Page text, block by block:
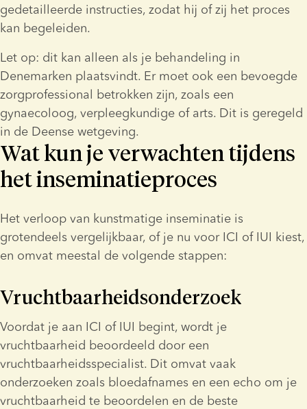
gedetailleerde instructies, zodat hij of zij het proces
kan begeleiden.
Let op: dit kan alleen als je behandeling in
Denemarken plaatsvindt. Er moet ook een bevoegde
zorgprofessional betrokken zijn, zoals een
gynaecoloog, verpleegkundige of arts. Dit is geregeld
in de Deense wetgeving.
Wat kun je verwachten tijdens
het inseminatieproces
Het verloop van kunstmatige inseminatie is
grotendeels vergelijkbaar, of je nu voor ICI of IUI kiest,
en omvat meestal de volgende stappen:
Vruchtbaarheidsonderzoek
Voordat je aan ICI of IUI begint, wordt je
vruchtbaarheid beoordeeld door een
vruchtbaarheidsspecialist. Dit omvat vaak
onderzoeken zoals bloedafnames en een echo om je
vruchtbaarheid te beoordelen en de beste